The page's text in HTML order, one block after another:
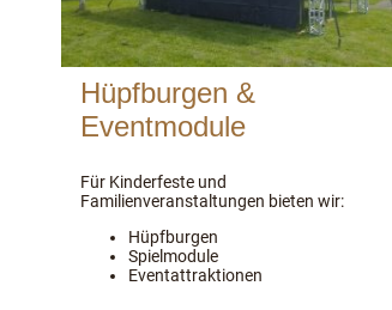
Hüpfburgen &
Eventmodule
Für Kinderfeste und
Familienveranstaltungen bieten wir:
Hüpfburgen
Spielmodule
Eventattraktionen